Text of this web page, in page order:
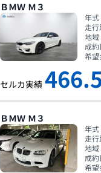
ＢＭＷ Ｍ３
年式
走行
地域
成約
希望
セルカ実績
ＢＭＷ Ｍ３
年式
走行
地域
成約
希望